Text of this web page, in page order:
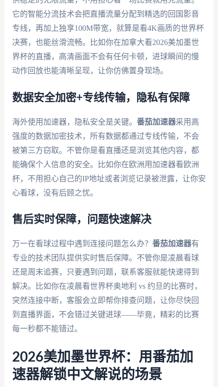
它的智能分流技术会把直播流量分配到精选的回国影音
专线，再加上独享100M带宽，就算是看4K画质的世界杯
决赛，也能丝滑流畅。比如你在加拿大看2026美加墨世
界杯的直播，高清画面不会有任何卡顿，进球瞬间的慢
动作回放也能清晰呈现，让你仿佛置身现场。
数据安全加密+专线传输，隐私有保障
海外使用加速器，隐私安全是关键。 番茄加速器采用高
强度的数据加密技术，所有数据都通过专线传输，不会
被第三方窃取。不管你是看直播还是浏览其他内容，都
能确保个人信息的安全。比如你在欧洲用加速器看欧洲
杯，不用担心自己的IP地址或者浏览记录被泄露，让你安
心看球，没有后顾之忧。
售后实时保障，问题快速解决
万一在看球过程中遇到连接问题怎么办？ 番茄加速器有
专业的技术团队提供实时售后保障。不管你是凌晨看球
还是周末追赛，只要遇到问题，联系客服就能快速得到
解决。比如你在凌晨看世界杯奥地利 vs 约旦的比赛时，
突然连接中断，客服会立即帮你排查问题，让你尽快回
到直播界面，不会错过关键进球——毕竟，精彩的比赛
每一秒都不能错过。
2026美加墨世界杯：用番茄加
速器解锁中文解说的场景